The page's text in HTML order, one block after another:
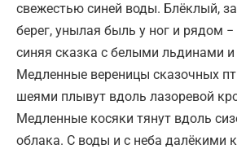
свежестью синей воды. Блёклый,
берег, унылая быль у ног и рядом
синяя сказка с белыми льдинами
Медленные вереницы сказочных
шеями плывут вдоль лазоревой
Медленные косяки тянут вдоль
облака. С воды и с неба далёкими